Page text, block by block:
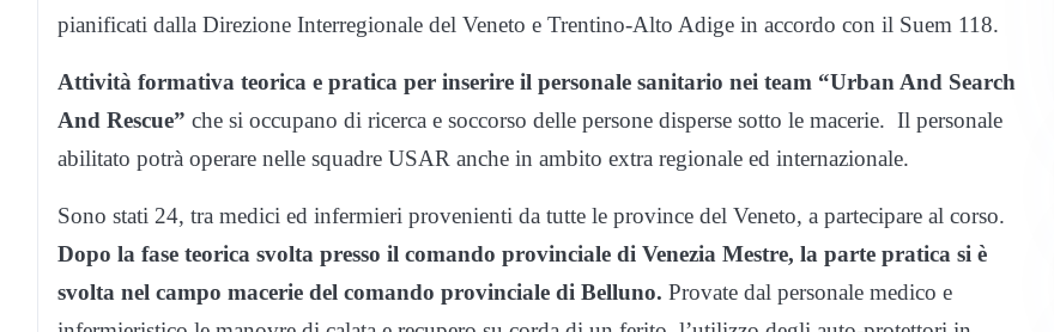
pianificati dalla Direzione Interregionale del Veneto e Trentino-Alto Adige in accordo con il Suem 118.
Attività formativa teorica e pratica per inserire il personale sanitario nei team “Urban And Search
And Rescue” che si occupano di ricerca e soccorso delle persone disperse sotto le macerie. Il personale
abilitato potrà operare nelle squadre USAR anche in ambito extra regionale ed internazionale.
Sono stati 24, tra medici ed infermieri provenienti da tutte le province del Veneto, a partecipare al corso.
Dopo la fase teorica svolta presso il comando provinciale di Venezia Mestre, la parte pratica si è
svolta nel campo macerie del comando provinciale di Belluno. Provate dal personale medico e